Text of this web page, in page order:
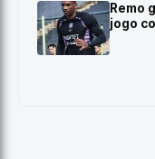
Remo
jogo